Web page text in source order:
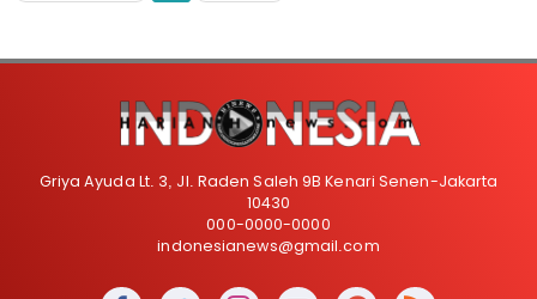
Griya Ayuda Lt. 3, Jl. Raden Saleh 9B Kenari Senen-Jakarta
10430
000-0000-0000
indonesianews@gmail.com